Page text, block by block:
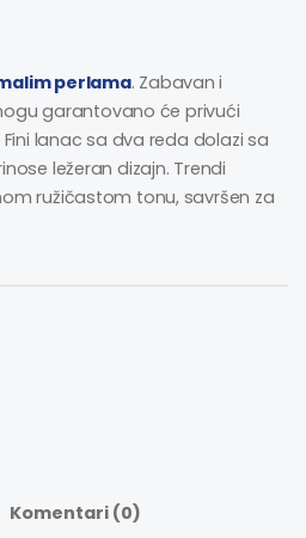
perlama. Zabavan i
garantovano će privući
lanac sa dva reda dolazi sa
ležeran dizajn. Trendi
ružičastom tonu, savršen za
Komentari (0)